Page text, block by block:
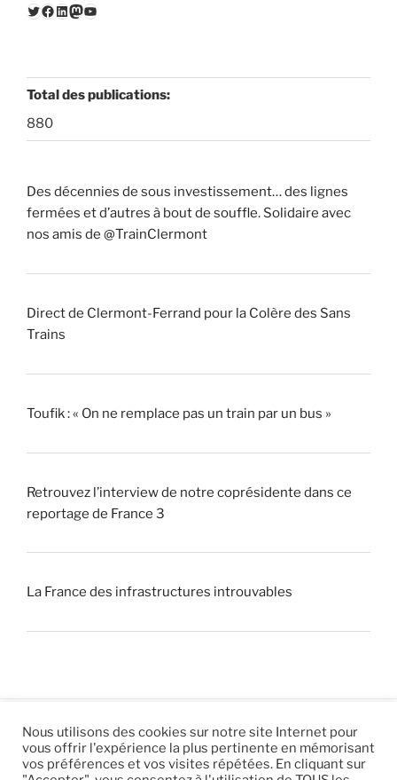
Twitter
Facebook
LinkedIn
Mastodon
YouTube
Total des publications:
880
Des décennies de sous investissement… des lignes
fermées et d’autres à bout de souffle. Solidaire avec
nos amis de @TrainClermont
Direct de Clermont-Ferrand pour la Colère des Sans
Trains
Toufik : « On ne remplace pas un train par un bus »
Retrouvez l’interview de notre coprésidente dans ce
reportage de France 3
La France des infrastructures introuvables
© 2026 |Mentions légales|Hébergement Eur’Net.|
Nous utilisons des cookies sur notre site Internet pour
vous offrir l'expérience la plus pertinente en mémorisant
vos préférences et vos visites répétées. En cliquant sur